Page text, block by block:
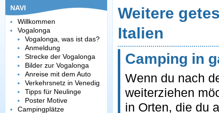
NAVI
Willkommen
Vogalonga
Vogalonga, was ist das?
Anmeldung
Strecke der Vogalonga
Bilder zur Vogalonga
Anreise mit dem Auto
Verkehrsnetz in Venedig
Tipps für Neulinge
Poster Motive
Campingplätze
Weitere
Italien
Camping in
Wenn du nach
weiterziehen
in Orten, die du